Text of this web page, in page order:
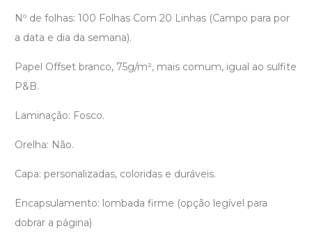
Nº de folhas: 100 Folhas Com 20 Linhas (Campo para por
a data e dia da semana).
Papel Offset branco, 75g/m², mais comum, igual ao sulfite
P&B.
Laminação: Fosco.
Orelha: Não.
Capa: personalizadas, coloridas e duráveis.
Encapsulamento: lombada firme (opção legível para
dobrar a página)